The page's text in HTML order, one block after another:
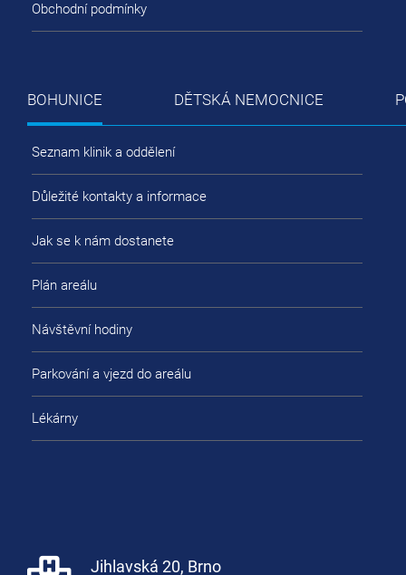
Obchodní podmínky
BOHUNICE DĚTSKÁ NEMOCNICE
Seznam klinik a oddělení
Důležité kontakty a informace
Jak se k nám dostanete
Plán areálu
Návštěvní hodiny
Parkování a vjezd do areálu
Lékárny
Jihlavská 20, Brno